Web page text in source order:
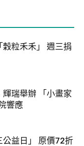
粒禾禾」 週三捐
瑞舉辦 「小畫家
響應
公益日」 原價72折